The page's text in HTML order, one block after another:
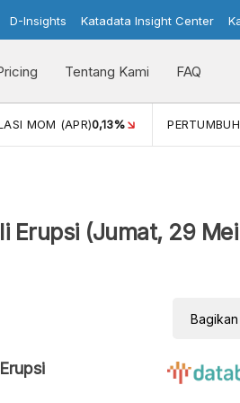
D-Insights Katadata Insight Center
Tentang Kami FAQ
MOM (APR)0,13%
Erupsi (Jumat, 29 Mei
Bagikan